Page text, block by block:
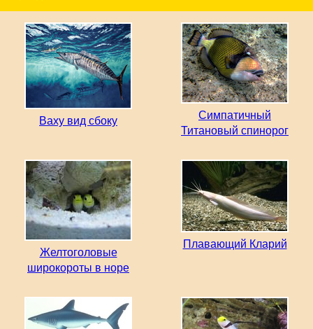
Ваху вид сбоку
Симпатичный
Титановый спинорог
Желтоголовые
широкороты в норе
Плавающий Кларий